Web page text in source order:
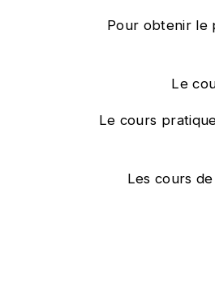
Pour obtenir le
Le
Le cours
Les cours